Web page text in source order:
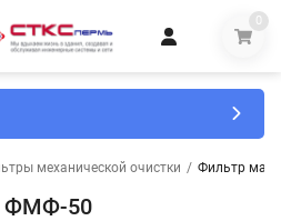
0
механической очистки / Фильтр
ФМФ-50